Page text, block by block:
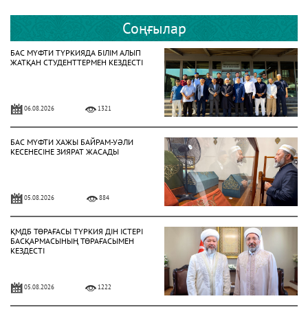
Соңғылар
БАС МҮФТИ ТҮРКИЯДА БІЛІМ АЛЫП
ЖАТҚАН СТУДЕНТТЕРМЕН КЕЗДЕСТІ
06.08.2026 1321
БАС МҮФТИ ХАЖЫ БАЙРАМ-УӘЛИ
КЕСЕНЕСІНЕ ЗИЯРАТ ЖАСАДЫ
05.08.2026 884
ҚМДБ ТӨРАҒАСЫ ТҮРКИЯ ДІН ІСТЕРІ
БАСҚАРМАСЫНЫҢ ТӨРАҒАСЫМЕН
КЕЗДЕСТІ
05.08.2026 1222